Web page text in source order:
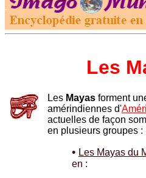
.
Les
Les Mayas forment
amérindiennes d'
actuelles de façon
en plusieurs groupes :
• Les Mayas du
en :